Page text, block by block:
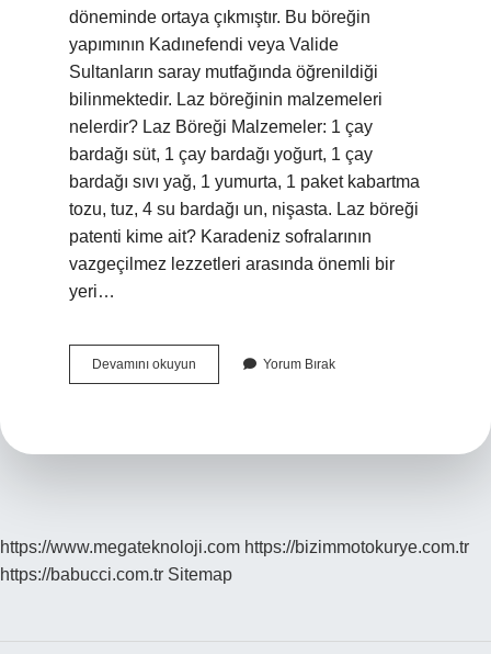
döneminde ortaya çıkmıştır. Bu böreğin
yapımının Kadınefendi veya Valide
Sultanların saray mutfağında öğrenildiği
bilinmektedir. Laz böreğinin malzemeleri
nelerdir? Laz Böreği Malzemeler: 1 çay
bardağı süt, 1 çay bardağı yoğurt, 1 çay
bardağı sıvı yağ, 1 yumurta, 1 paket kabartma
tozu, tuz, 4 su bardağı un, nişasta. Laz böreği
patenti kime ait? Karadeniz sofralarının
vazgeçilmez lezzetleri arasında önemli bir
yeri…
Devamını okuyun
Böreği
Yorum Bırak
https://www.megateknoloji.com https://bizimmotokurye.com.tr
https://babucci.com.tr Sitemap